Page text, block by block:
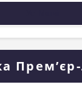
Прем’єр-